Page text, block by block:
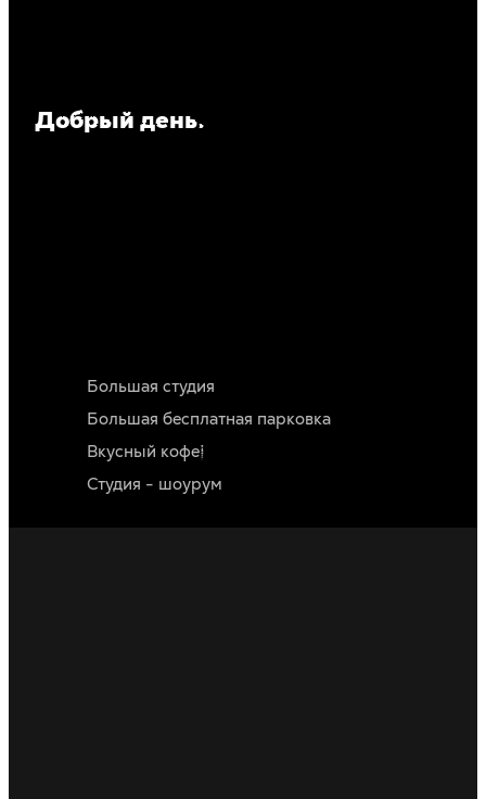
Добрый день.
Большая студия
Большая бесплатная парковка
Вкусный кофе)
Студия - шоурум